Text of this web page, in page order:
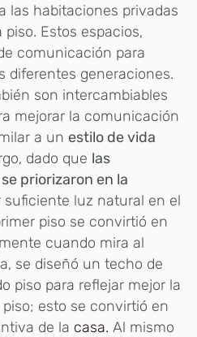
las habitaciones privadas
Estos espacios,
comunicación para
diferentes generaciones.
son intercambiables
mejorar la comunicación
a un estilo de vida
dado que las
priorizaron en la
suficiente luz natural en el
piso se convirtió en
cuando mira al
se diseñó un techo de
piso para reflejar mejor la
esto se convirtió en
de la casa. Al mismo